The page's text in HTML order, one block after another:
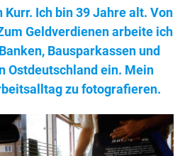
Ich bin 39 Jahre alt. Von
Geldverdienen arbeite ich
Bausparkassen und
Ostdeutschland ein. Mein
zu fotografieren.